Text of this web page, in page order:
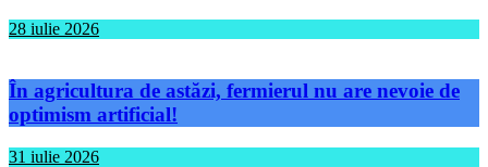
28 iulie 2026
În agricultura de astăzi, fermierul nu are nevoie de
optimism artificial!
31 iulie 2026